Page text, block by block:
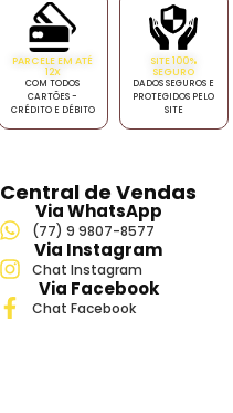
PARCELE EM ATÉ
12X
COM TODOS
CARTÕES -
CRÉDITO E DÉBITO
SITE 100%
SEGURO
DADOS SEGUROS E
PROTEGIDOS PELO
SITE
Central de Vendas
Via WhatsApp
(77) 9 9807-8577
Via Instagram
Chat Instagram
Via Facebook
Chat Facebook